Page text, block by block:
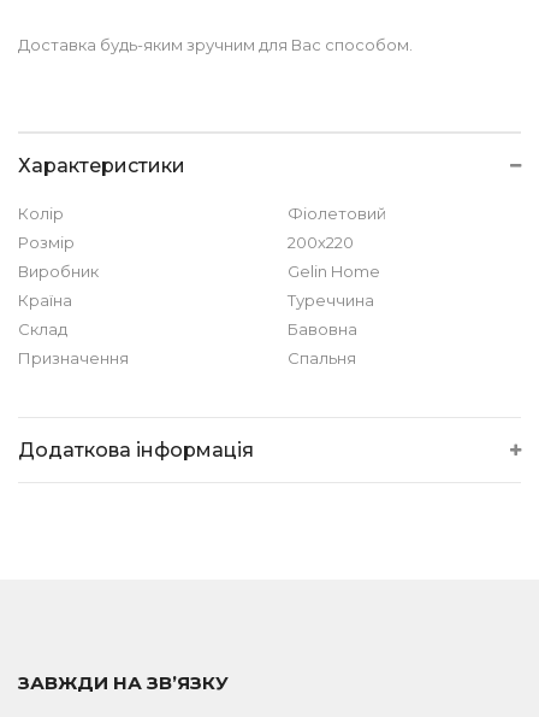
Доставка будь-яким зручним для Вас способом.
Характеристики
Колір
Фіолетовий
Розмір
200х220
Виробник
Gelin Home
Країна
Туреччина
Склад
Бавовна
Призначення
Спальня
Додаткова інформація
ЗАВЖДИ НА ЗВ’ЯЗКУ